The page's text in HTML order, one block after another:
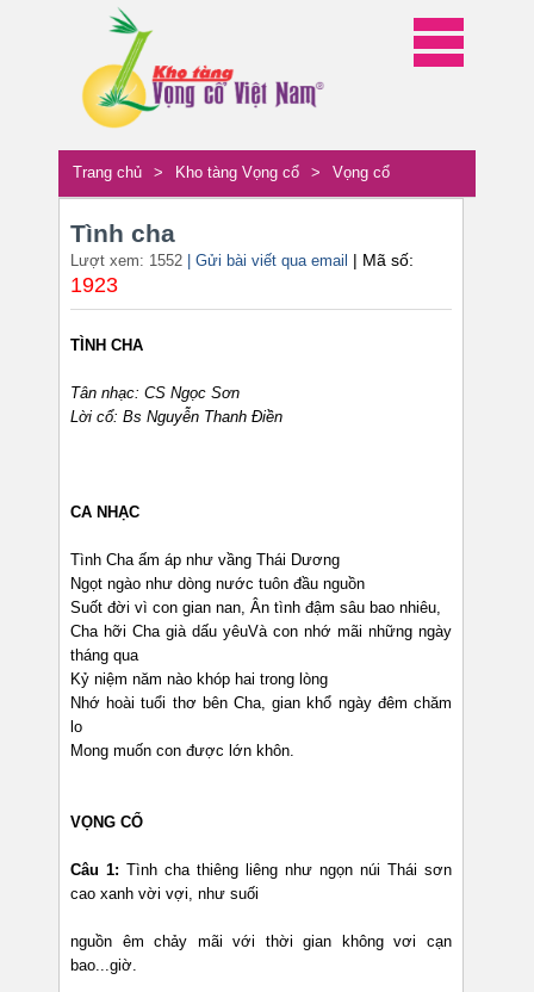
Trang chủ > Kho tàng Vọng cổ > Vọng cổ
Tình cha
Lượt xem: 1552 | Gửi bài viết qua email | Mã số:
1923
TÌNH CHA
Tân nhạc: CS Ngọc Sơn
Lời cổ: Bs Nguyễn Thanh Điền
CA NHẠC
Tình Cha ấm áp như vầng Thái Dương
Ngọt ngào như dòng nước tuôn đầu nguồn
Suốt đời vì con gian nan, Ân tình đậm sâu bao nhiêu,
Cha hỡi Cha già dấu yêuVà con nhớ mãi những ngày
tháng qua
Kỷ niệm năm nào khóp hai trong lòng
Nhớ hoài tuổi thơ bên Cha, gian khổ ngày đêm chăm
lo
Mong muốn con được lớn khôn.
VỌNG CỔ
Câu 1: Tình cha thiêng liêng như ngọn núi Thái sơn
cao xanh vời vợi, như suối
nguồn êm chảy mãi với thời gian không vơi cạn
bao...giờ.